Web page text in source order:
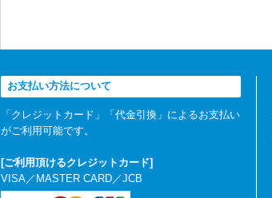
お支払い方法について
「クレジットカード」「代金引換」によるお支払い
がご利用可能です。
[ご利用頂けるクレジットカード]
VISA／MASTER CARD／JCB